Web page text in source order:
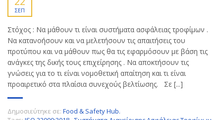
ΣΕΠ
Στόχος : Να μάθουν τι είναι συστήματα ασφάλειας τροφίμων .
Να κατανοήσουν και να μελετήσουν τις απαιτήσεις του
προτύπου και να μάθουν πως θα τις εφαρμόσουν με βάση τις
ανάγκες της δικής τους επιχείρησης . Να αποκτήσουν τις
γνώσεις για το τι είναι νομοθετική απαίτηση και τι είναι
προαιρετικό στα πλαίσια συνεχούς βελτίωσης. Σε [...]
Δημοσιεύτηκε σε: Food & Safety Hub.